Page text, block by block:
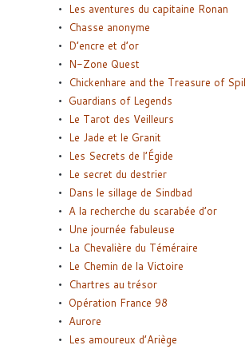
Les aventures du capitaine Ronan
Chasse anonyme
D’encre et d’or
N-Zone Quest
Chickenhare and the Treasure of
Guardians of Legends
Le Tarot des Veilleurs
Le Jade et le Granit
Les Secrets de l’Égide
Le secret du destrier
Dans le sillage de Sindbad
A la recherche du scarabée d’or
Une journée fabuleuse
La Chevalière du Téméraire
Le Chemin de la Victoire
Chartres au trésor
Opération France 98
Aurore
Les amoureux d’Ariège